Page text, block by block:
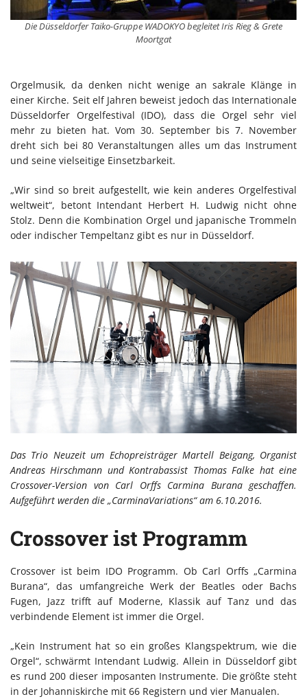
Die Düsseldorfer Taiko-Gruppe WADOKYO begleitet Iris Rieg & Grete
Moortgat
Orgelmusik, da denken nicht wenige an sakrale Klänge in
einer Kirche. Seit elf Jahren beweist jedoch das Internationale
Düsseldorfer Orgelfestival (IDO), dass die Orgel sehr viel
mehr zu bieten hat. Vom 30. September bis 7. November
dreht sich bei 80 Veranstaltungen alles um das Instrument
und seine vielseitige Einsetzbarkeit.
„Wir sind so breit aufgestellt, wie kein anderes Orgelfestival
weltweit“, betont Intendant Herbert H. Ludwig nicht ohne
Stolz. Denn die Kombination Orgel und japanische Trommeln
oder indischer Tempeltanz gibt es nur in Düsseldorf.
Das Trio Neuzeit um Echopreisträger Martell Beigang, Organist
Andreas Hirschmann und Kontrabassist Thomas Falke hat eine
Crossover-Version von Carl Orffs Carmina Burana geschaffen.
Aufgeführt werden die „CarminaVariations“ am 6.10.2016.
Crossover ist Programm
Crossover ist beim IDO Programm. Ob Carl Orffs „Carmina
Burana“, das umfangreiche Werk der Beatles oder Bachs
Fugen, Jazz trifft auf Moderne, Klassik auf Tanz und das
verbindende Element ist immer die Orgel.
„Kein Instrument hat so ein großes Klangspektrum, wie die
Orgel“, schwärmt Intendant Ludwig. Allein in Düsseldorf gibt
es rund 200 dieser imposanten Instrumente. Die größte steht
in der Johanniskirche mit 66 Registern und vier Manualen.